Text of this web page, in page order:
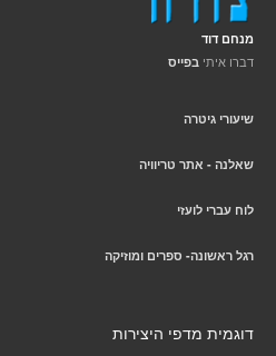
מנחם דוד
דברו איתי בפייס
שיעורי גיטרה
שאלנה - אתר טריוויה
לוח עברי לועזי
רגל ראשונה- ספרים ומוזיקה
דוגמית מדפי היצירות